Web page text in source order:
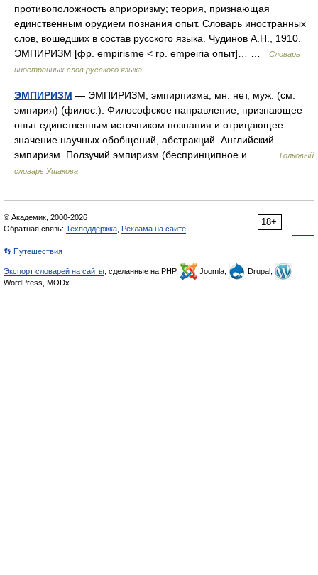
противоположность априоризму; теория, признающая
единственным орудием познания опыт. Словарь иностранных
слов, вошедших в состав русского языка. Чудинов А.Н., 1910.
ЭМПИРИЗМ [фр. empirisme < гр. empeiria опыт]… …
Словарь
иностранных слов русского языка
ЭМПИРИЗМ — ЭМПИРИЗМ, эмпирпизма, мн. нет, муж. (см.
эмпирия) (филос.). Философское направление, признающее
опыт единственным источником познания и отрицающее
значение научных обобщений, абстракций. Английский
эмпиризм. Ползучий эмпиризм (беспринципное и… …
Толковый
словарь Ушакова
18+
© Академик, 2000-2026
Обратная связь: Техподдержка Реклама на сайте
👣 Путешествия
Экспорт словарей на сайты , сделанные на PHP, Joomla,
Drupal,
WordPress, MODx.